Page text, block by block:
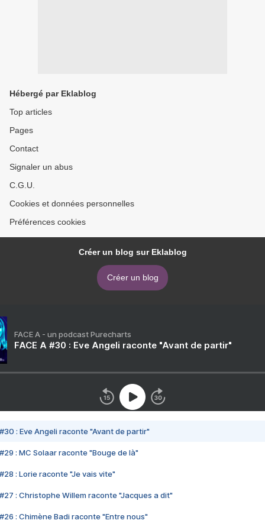
Hébergé par Eklablog
Top articles
Pages
Contact
Signaler un abus
C.G.U.
Cookies et données personnelles
Préférences cookies
Créer un blog sur Eklablog
Créer un blog
FACE A - un podcast Purecharts
FACE A #30 : Eve Angeli raconte "Avant de partir"
#30 : Eve Angeli raconte "Avant de partir"
#29 : MC Solaar raconte "Bouge de là"
#28 : Lorie raconte "Je vais vite"
#27 : Christophe Willem raconte "Jacques a dit"
#26 : Chimène Badi raconte "Entre nous"